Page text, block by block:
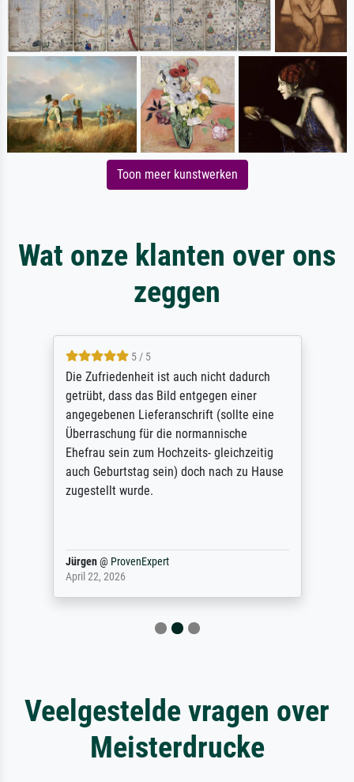
Toon meer kunstwerken
Wat onze klanten over ons
zeggen
5 / 5
Die Zufriedenheit ist auch nicht dadurch
getrübt, dass das Bild entgegen einer
angegebenen Lieferanschrift (sollte eine
Überraschung für die normannische
Ehefrau sein zum Hochzeits- gleichzeitig
auch Geburtstag sein) doch nach zu Hause
zugestellt wurde.
Jürgen@ ProvenExpert
April 22, 2026
Veelgestelde vragen over
Meisterdrucke